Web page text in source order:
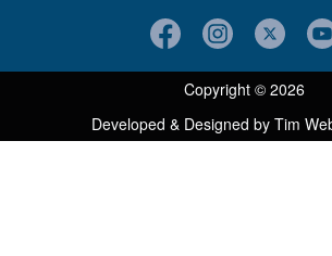
Copyright © 2026
Developed & Designed by Tim